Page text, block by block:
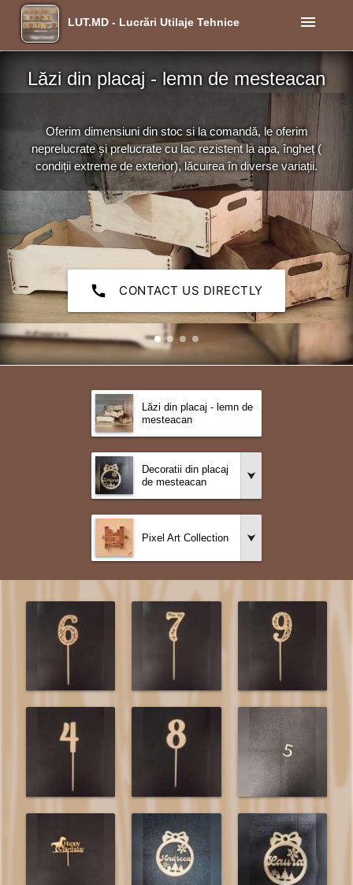
LUT.MD - Lucrări Utilaje Tehnice menu
call CONTACT US DIRECTLY
Lăzi din placaj - lemn de mesteacan
Oferim dimensiuni din stoc si la comandă, le oferim
neprelucrate și prelucrate cu lac rezistent la apa, îngheț (
condiții extreme de exterior), lăcuirea în diverse variații.
Lăzi din placaj - lemn de
mesteacan
Decoratii din placaj
de mesteacan
Pixel Art Collection